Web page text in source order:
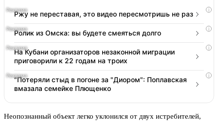
i
Ржу не переставая, это видео пересмотришь не раз
i
Ролик из Омска: вы будете смеяться долго
i
На Кубани организаторов незаконной миграции
приговорили к 22 годам на троих
i
"Потеряли стыд в погоне за "Диором": Поплавская
вмазала семейке Плющенко
Неопознанный объект легко уклонился от двух истребителей,